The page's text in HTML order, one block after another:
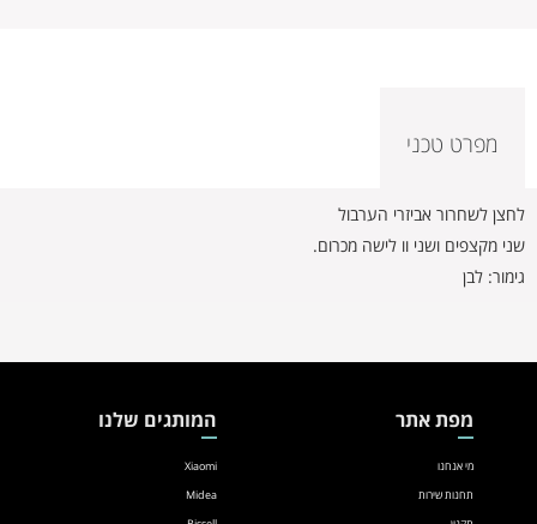
מפרט טכני
לחצן לשחרור אביזרי הערבול
שני מקצפים ושני וו לישה מכרום.
גימור: לבן
מפת אתר
מי אנחנו
תחנות שירות
המותגים שלנו
Xiaomi
Midea